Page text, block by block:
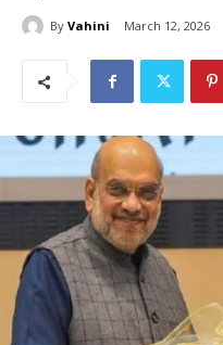
By Vahini March 12, 2026